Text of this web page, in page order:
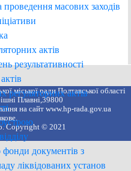
проведення масових заходів
актів
результативності
регуляторних актів
фонди документів з
ліквідованих установ
міської ради Полтавської області
Плавні,39800
на сайт www.hp-rada.gov.ua
Copyright © 2021